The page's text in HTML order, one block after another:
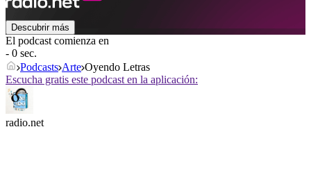
Descubrir más
El podcast comienza en
- 0 sec.
Podcasts Arte Oyendo Letras
Escucha gratis este podcast en la aplicación:
radio.net